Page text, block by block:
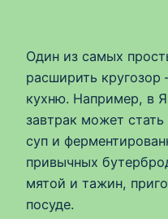
Один из самых
расширить
кухню. Например, в
завтрак может
суп и
привычных
мятой и тажин,
посуде.